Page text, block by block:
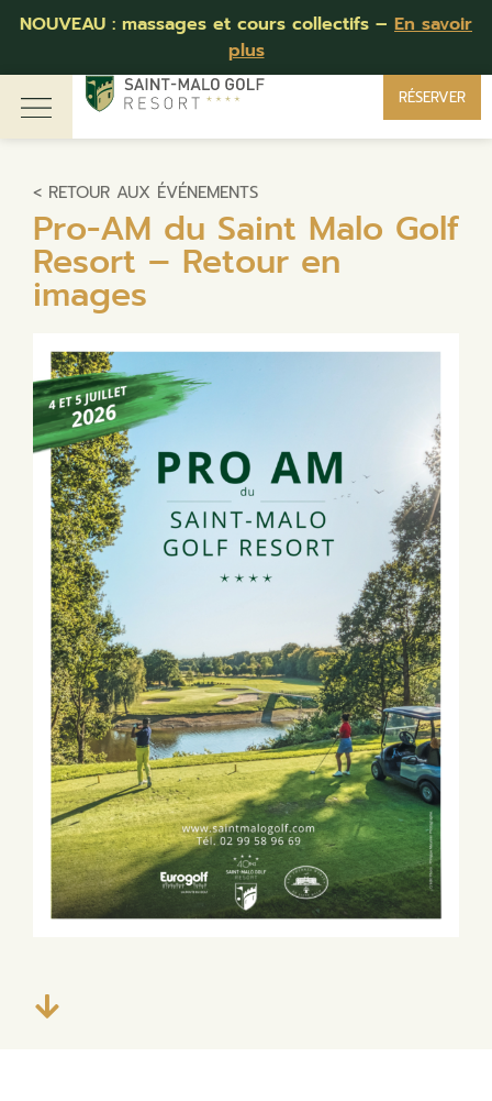
Compétition des 40 ans :Retour en photos
RÉSERVER
< RETOUR AUX ÉVÉNEMENTS
Pro-AM du Saint Malo Golf
Resort – Retour en
images